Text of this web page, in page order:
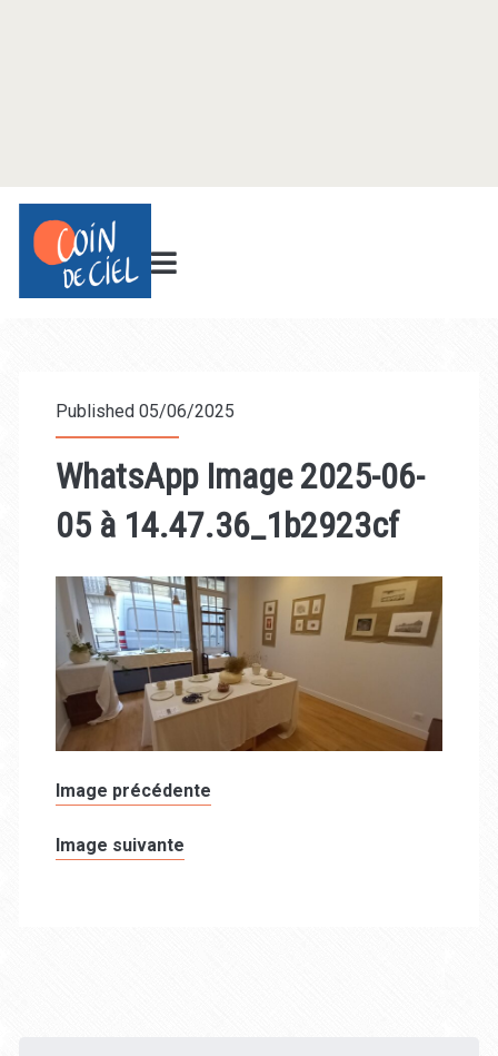
Published 05/06/2025
WhatsApp Image 2025-06-
05 à 14.47.36_1b2923cf
Image précédente
Image suivante